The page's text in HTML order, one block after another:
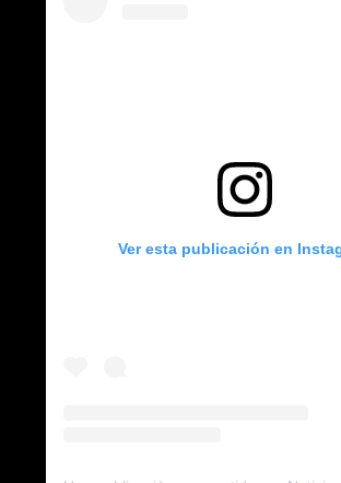
Ver esta publicación en